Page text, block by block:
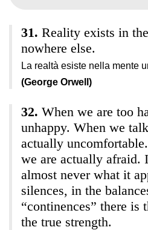
Reality exists in
nowhere else.
La realtà esiste nella mente
(George Orwell)
When we are too
unhappy. When we
actually
we are actually afraid.
almost never what it
silences, in the
“continences” there is
the true strength.